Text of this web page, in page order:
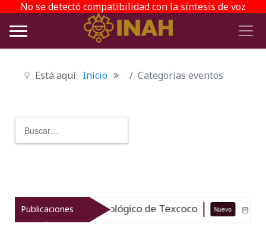
No se detectó compatibilidad con la síntesis de voz
Está aquí: Inicio Categorías eventos
Publicaciones
recientes
patrimonio arqueológico de Texcoco Nuevo 07-08-